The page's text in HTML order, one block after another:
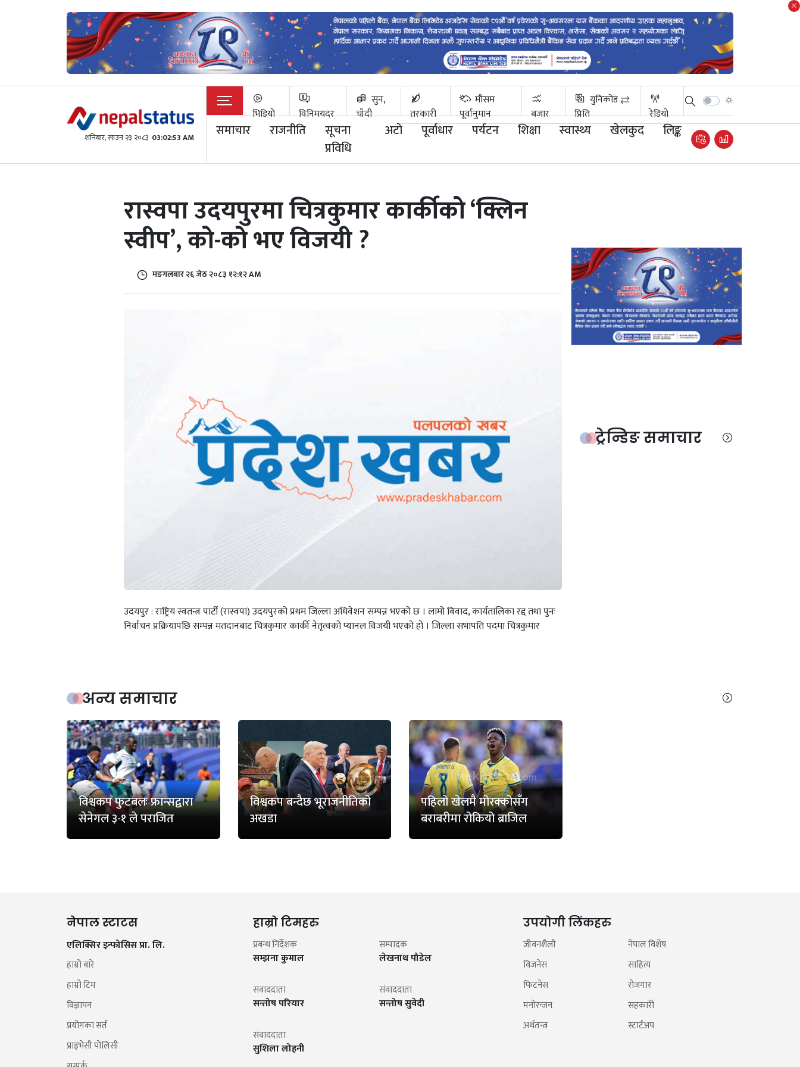
शनिबार, साउन २३ २०८३ 03:02:53 AM
भिडियो विनिमयदर
सुन,
चाँदी
तरकारी
मौसम
पूर्वानुमान
बजार
युनिकोड ⇄
प्रिति
रेडियो
समाचार राजनीति
सूचना
प्रविधि
अटाे पूर्वाधार पर्यटन शिक्षा स्वास्थ्य खेलकुद लिङ्क
रास्वपा उदयपुरमा चित्रकुमार कार्कीको ‘क्लिन
स्वीप’, को-को भए विजयी ?
मङगलबार २६ जेठ २०८३ १२:१२ AM
उदयपुर : राष्ट्रिय स्वतन्त्र पार्टी (रास्वपा) उदयपुरको प्रथम जिल्ला अधिवेशन सम्पन्न भएको छ । लामो विवाद, कार्यतालिका रद्द तथा पुनः
निर्वाचन प्रक्रियापछि सम्पन्न मतदानबाट चित्रकुमार कार्की नेतृत्वको प्यानल विजयी भएको हो । जिल्ला सभापति पदमा चित्रकुमार
ट्रेन्डिङ समाचार
अन्य समाचार
विश्वकप फुटबलः फ्रान्सद्वारा
सेनेगल ३-१ ले पराजित
विश्वकप बन्दैछ भूराजनीतिको
अखडा
पहिलो खेलमै मोरक्कोसँग
बराबरीमा रोकियो ब्राजिल
नेपाल स्टाटस
एलिक्सिर इन्फोसिस प्रा. लि.
हाम्रो बारे
हाम्रो टिम
विज्ञापन
प्रयोगका सर्त
प्राइभेसी पोलिसी
हाम्रो टिमहरु
प्रबन्ध निर्देशक
सम्झना कुमाल
सम्पादक
लेखनाथ पौडेल
संवाददाता
सन्तोष परियार
संवाददाता
सन्तोष सुवेदी
संवाददाता
सुशिला लोहनी
उपयोगी लिंकहरु
जीवनशैली
नेपाल विशेष
विजनेस
साहित्य
फिटनेस
रोजगार
मनोरन्जन
सहकारी
अर्थतन्त्र
स्टार्टअप